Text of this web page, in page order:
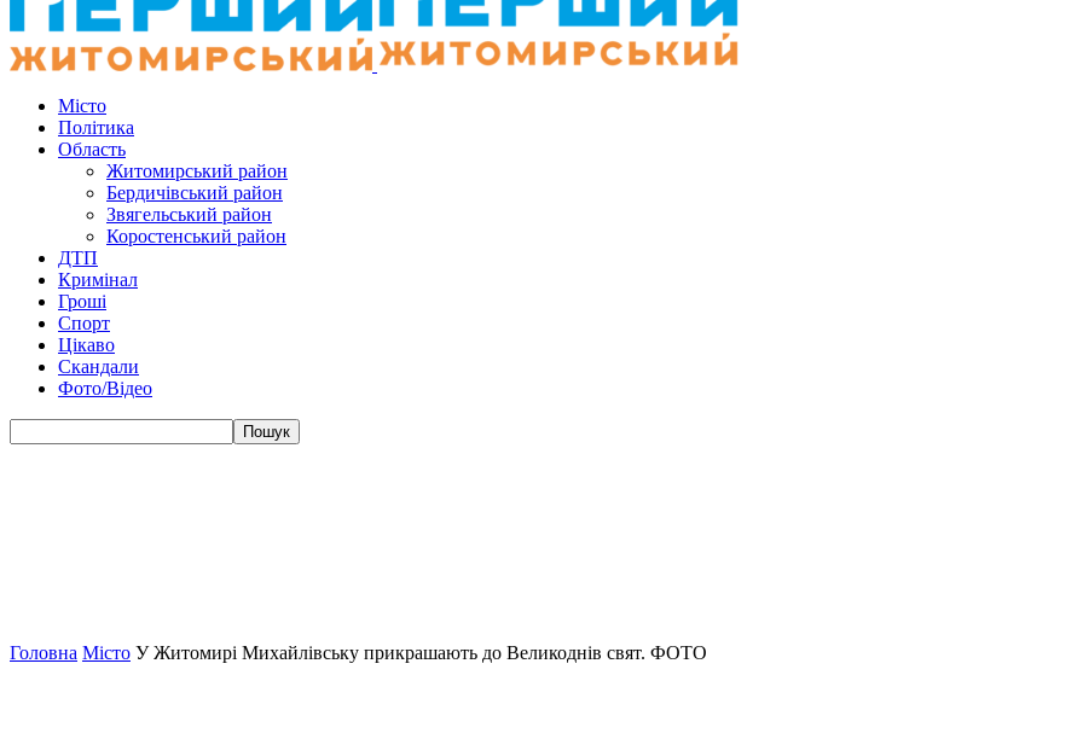
Місто
Політика
Область
Житомирський район
Бердичівський район
Звягельський район
Коростенський район
ДТП
Кримінал
Гроші
Спорт
Цікаво
Скандали
Фото/Відео
Головна Місто У Житомирі Михайлівську прикрашають до Великоднів свят. ФОТО